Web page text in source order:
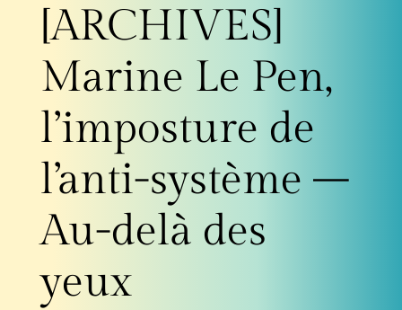
[ARCHIVES]
Marine Le Pen,
l’imposture de
l’anti-système –
Au-delà des
yeux